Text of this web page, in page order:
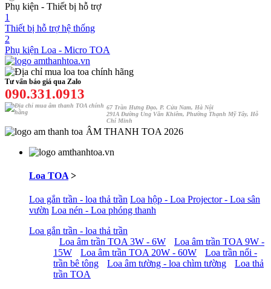
Phụ kiện - Thiết bị hỗ trợ
1
Thiết bị hỗ trợ hệ thống
2
Phụ kiện Loa - Micro TOA
Tư vấn báo giá qua Zalo
090.331.0913
67 Trần Hưng Đạo, P. Cửa Nam, Hà Nội
291A Đường Ung Văn Khiêm, Phường Thạnh Mỹ Tây, Hỗ
Chí Minh
ÂM THANH TOA 2026
Loa TOA >
Loa gắn trần - loa thả trần Loa hộp - Loa Projector - Loa sân
vườn Loa nén - Loa phóng thanh
Loa gắn trần - loa thả trần
Loa âm trần TOA 3W - 6W
Loa âm trần TOA 9W -
15W
Loa âm trần TOA 20W - 60W
Loa trần nổi -
trần bê tông
Loa âm tường - loa chìm tường
Loa thả
trần TOA